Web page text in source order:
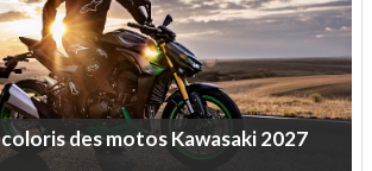
colorisdesmotosKawasaki2027